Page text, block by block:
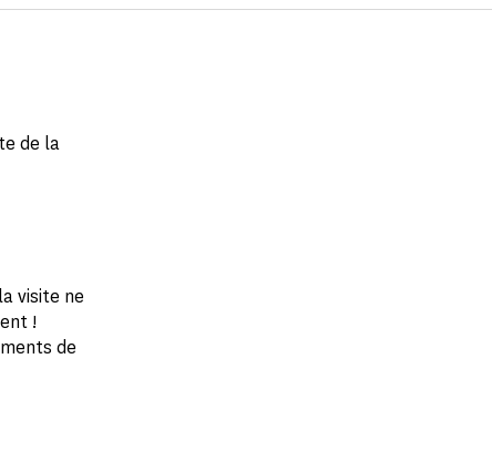
de la
visite ne
!
de